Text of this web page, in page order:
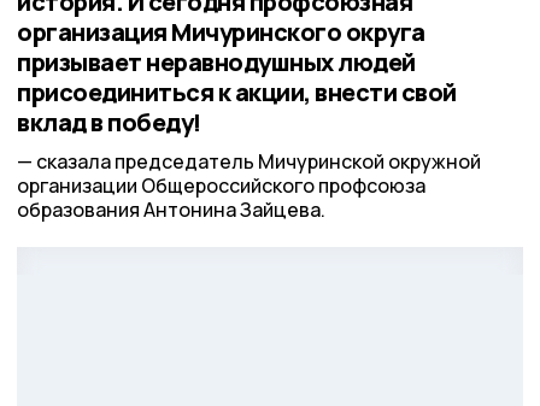
организация Мичуринского округа
призывает неравнодушных людей
присоединиться к акции, внести свой
вклад в победу!
сказала председатель Мичуринской окружной
организации Общероссийского профсоюза
образования Антонина Зайцева.